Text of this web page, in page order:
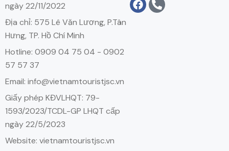
ngày 22/11/2022
Địa chỉ: 575 Lê Văn Lương, P.Tân
Hưng, TP. Hồ Chí Minh
Hotline: 0909 04 75 04 - 0902
57 57 37
Email: info@vietnamtouristjsc.vn
Giấy phép KĐVLHQT: 79-
1593/2023/TCDL-GP LHQT cấp
ngày 22/5/2023
Website: vietnamtouristjsc.vn